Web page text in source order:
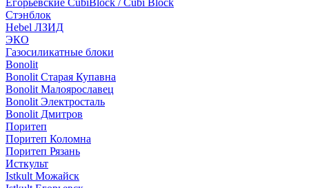
Егорьевские CubiBlock / Cubi Block
Стэнблок
Hebel ЛЗИД
ЭКО
Газосиликатные блоки
Bonolit
Bonolit Старая Купавна
Bonolit Малоярославец
Bonolit Электросталь
Bonolit Дмитров
Поритеп
Поритеп Коломна
Поритеп Рязань
Исткульт
Istkult Можайск